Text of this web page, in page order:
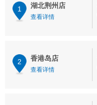
1 湖北荆州店
查看详情
2 香港岛店
查看详情